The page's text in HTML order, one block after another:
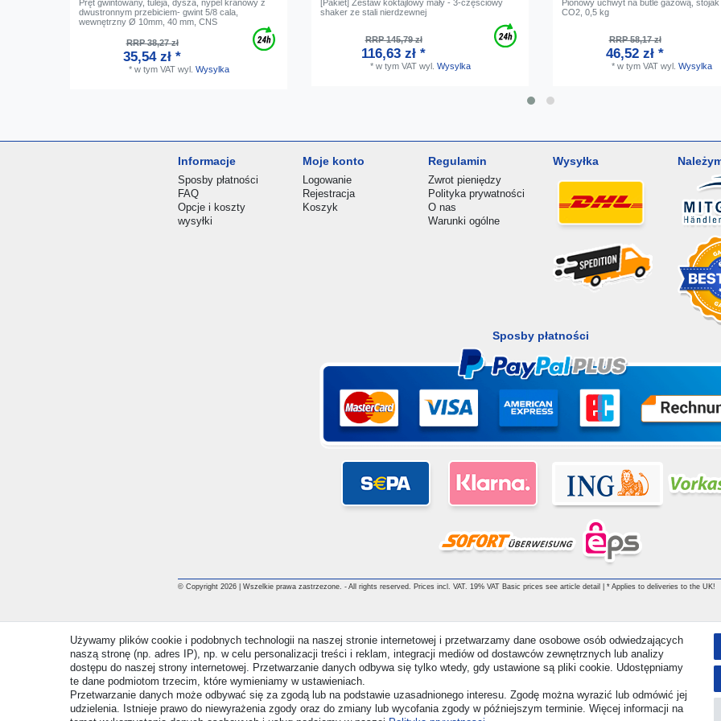
Pręt gwintowany, tuleja, dysza, nypel kranowy z
dwustronnym przebiciem- gwint 5/8 cala,
wewnętrzny Ø 10mm, 40 mm, CNS
RRP 38,27 zł
35,54 zł *
* w tym VATwyl. Wysylka
[Pakiet] Zestaw koktajlowy mały - 3-częściowy
shaker ze stali nierdzewnej
RRP 145,79 zł
116,63 zł *
* w tym VATwyl. Wysylka
Pionowy uchwyt na butle gazową, stojak
CO2, 0,5 kg
RRP 58,17 zł
46,52 zł *
* w tym VATwyl. Wysylka
Informacje
Sposby płatności
FAQ
Opcje i koszty
wysyłki
Moje konto
Logowanie
Rejestracja
Koszyk
Regulamin
Zwrot pieniędzy
Polityka prywatności
O nas
Warunki ogólne
Wysyłka
Sposby płatności
© Copyright 2026 | Wszelkie prawa zastrzezone. - All rights reserved. Prices incl. VAT. 19% VAT Basic prices see article detail | * Applies to deliveries to the UK!
Używamy plików cookie i podobnych technologii na naszej stronie internetowej i przetwarzamy dane osobowe osób odwiedzających
naszą stronę (np. adres IP), np. w celu personalizacji treści i reklam, integracji mediów od dostawców zewnętrznych lub analizy
dostępu do naszej strony internetowej. Przetwarzanie danych odbywa się tylko wtedy, gdy ustawione są pliki cookie. Udostępniamy
te dane podmiotom trzecim, które wymieniamy w ustawieniach.
Przetwarzanie danych może odbywać się za zgodą lub na podstawie uzasadnionego interesu. Zgodę można wyrazić lub odmówić jej
udzielenia. Istnieje prawo do niewyrażenia zgody oraz do zmiany lub wycofania zgody w późniejszym terminie. Więcej informacji na